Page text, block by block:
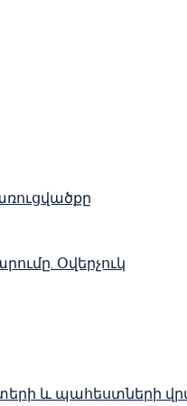
Օվերչուկ
և պահեստների